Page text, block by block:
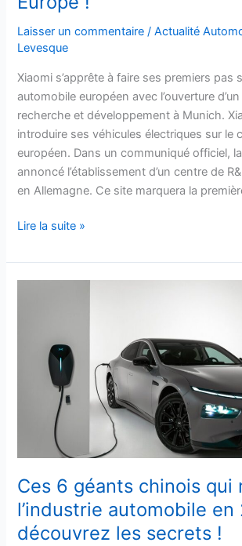
Laisser un commentaire /Actualité
Levesque
Xiaomi s’apprête à faire ses premiers pas
automobile européen avec l’ouverture
recherche et développement à Munich.
introduire ses véhicules électriques sur le
européen. Dans un communiqué officiel,
annoncé l’établissement d’un centre de
en Allemagne. Ce site marquera la
Lire la suite »
Ces 6 géants chinois qui
l’industrie automobile en
découvrez les secrets !
chinois
menacent
l’industrie
automobile
2025
:
découvrez
les
secrets